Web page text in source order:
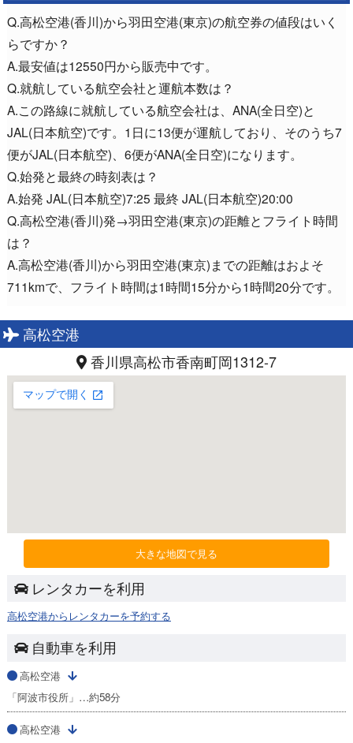
Q.高松空港(香川)から羽田空港(東京)の航空券の値段はいく
らですか？
A.最安値は12550円から販売中です。
Q.就航している航空会社と運航本数は？
A.この路線に就航している航空会社は、ANA(全日空)と
JAL(日本航空)です。1日に13便が運航しており、そのうち7
便がJAL(日本航空)、6便がANA(全日空)になります。
Q.始発と最終の時刻表は？
A.始発 JAL(日本航空)7:25 最終 JAL(日本航空)20:00
Q.高松空港(香川)発→羽田空港(東京)の距離とフライト時間
は？
A.高松空港(香川)から羽田空港(東京)までの距離はおよそ
711kmで、フライト時間は1時間15分から1時間20分です。
高松空港
香川県高松市香南町岡1312-7
大きな地図で見る
レンタカーを利用
高松空港からレンタカーを予約する
自動車を利用
高松空港
「阿波市役所」…約58分
高松空港